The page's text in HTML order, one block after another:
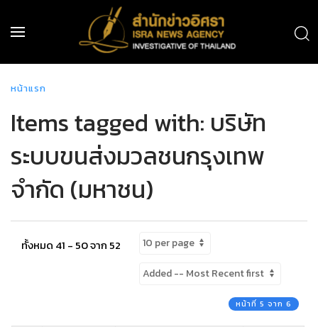
หน้าแรก
Items tagged with: บริษัท
ระบบขนส่งมวลชนกรุงเทพ
จำกัด (มหาชน)
ทั้งหมด 41 - 50 จาก 52
หน้าที่ 5 จาก 6